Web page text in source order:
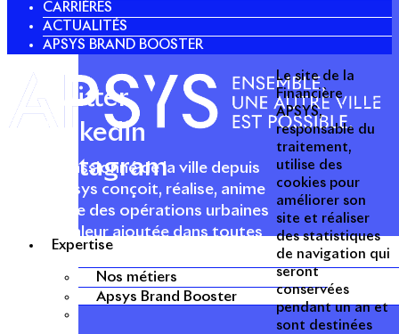
Expertise
Nos métiers
Apsys Brand Booster
CARRIÈRES
ACTUALITÉS
APSYS BRAND BOOSTER
Acteur passionné de la ville depuis
1996, Apsys conçoit, réalise, anime
et valorise des opérations urbaines
à forte valeur ajoutée dans toutes
les fonctions : polarités mixtes,
commerces, bureaux, logements,
hôtellerie, etc.
Twitter
Linkedin
Instagram
Le site de la
Financière
APSYS,
responsable du
traitement,
utilise des
cookies pour
améliorer son
site et réaliser
des statistiques
de navigation qui
seront
conservées
pendant un an et
sont destinées